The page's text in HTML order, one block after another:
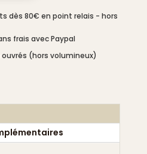
dès 80€ en point relais - hors
frais avec Paypal
(hors volumineux)